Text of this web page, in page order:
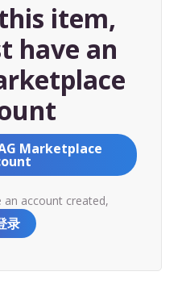
item,
have an
Marketplace
an account created,
录